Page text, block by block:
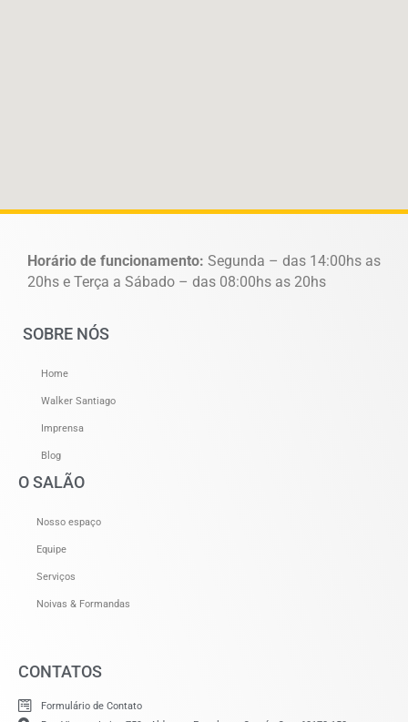
Horário de funcionamento: Segunda – das 14:00hs as
20hs e Terça a Sábado – das 08:00hs as 20hs
SOBRE NÓS
Home
Walker Santiago
Imprensa
Blog
O SALÃO
Nosso espaço
Equipe
Serviços
Noivas & Formandas
CONTATOS
Formulário de Contato